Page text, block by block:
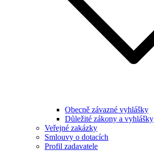
Obecně závazné vyhlášky
Důležité zákony a vyhlášky
Veřejné zakázky
Smlouvy o dotacích
Profil zadavatele